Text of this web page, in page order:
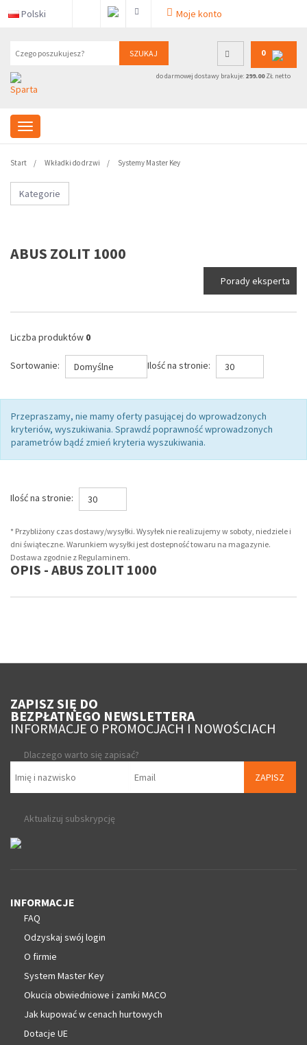
Polski Moje konto
SZUKAJ 0
do darmowej dostawy brakuje: 299.00ZŁ netto
Start Wkładki do drzwi Systemy Master Key
Kategorie
ABUS ZOLIT 1000
Porady eksperta
Liczba produktów 0
Sortowanie: Domyślne Ilość na stronie: 30
Przepraszamy, nie mamy oferty pasującej do wprowadzonych
kryteriów, wyszukiwania. Sprawdź poprawność wprowadzonych
parametrów bądź zmień kryteria wyszukiwania.
Ilość na stronie: 30
* Przybliżony czas dostawy/wysyłki. Wysyłek nie realizujemy w soboty, niedziele i
dni świąteczne. Warunkiem wysyłki jest dostepność towaru na magazynie.
Dostawa zgodnie z Regulaminem.
OPIS - ABUS ZOLIT 1000
ZAPISZ SIĘ DO
BEZPŁATNEGO NEWSLETTERA
INFORMACJE O PROMOCJACH I NOWOŚCIACH
Dlaczego warto się zapisać?
ZAPISZ
Aktualizuj subskrypcję
INFORMACJE
FAQ
Odzyskaj swój login
O firmie
System Master Key
Okucia obwiedniowe i zamki MACO
Jak kupować w cenach hurtowych
Dotacje UE